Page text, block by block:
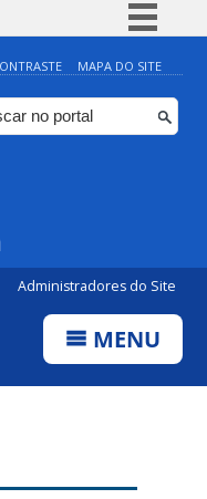
Simplifique!
Comunica BR
Participe
MAPA DO SITE
Administradores do Site
MENU